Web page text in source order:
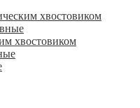
хвостовиком
хвостовиком